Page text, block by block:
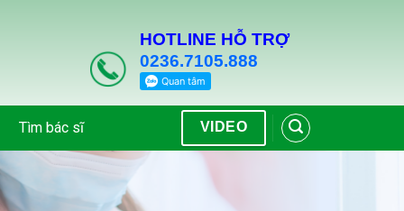
HOTLINE HỖ TRỢ
0236.7105.888
Tìm bác sĩ VIDEO